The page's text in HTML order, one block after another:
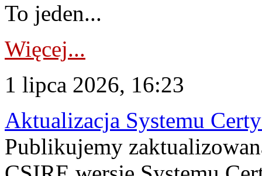
To jeden...
Więcej...
1 lipca 2026, 16:23
Aktualizacja Systemu
Publikujemy